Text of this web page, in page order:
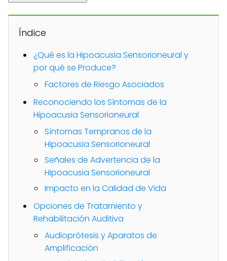
Índice
¿Qué es la Hipoacusia Sensorioneural y
por qué se Produce?
Factores de Riesgo Asociados
Reconociendo los Síntomas de la
Hipoacusia Sensorioneural
Síntomas Tempranos de la
Hipoacusia Sensorioneural
Señales de Advertencia de la
Hipoacusia Sensorioneural
Impacto en la Calidad de Vida
Opciones de Tratamiento y
Rehabilitación Auditiva
Audioprótesis y Aparatos de
Amplificación